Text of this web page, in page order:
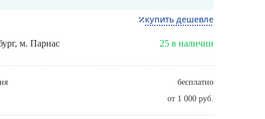
купить дешевле
м. Парнас 25 в наличии
бесплатно
от 1 000 руб.